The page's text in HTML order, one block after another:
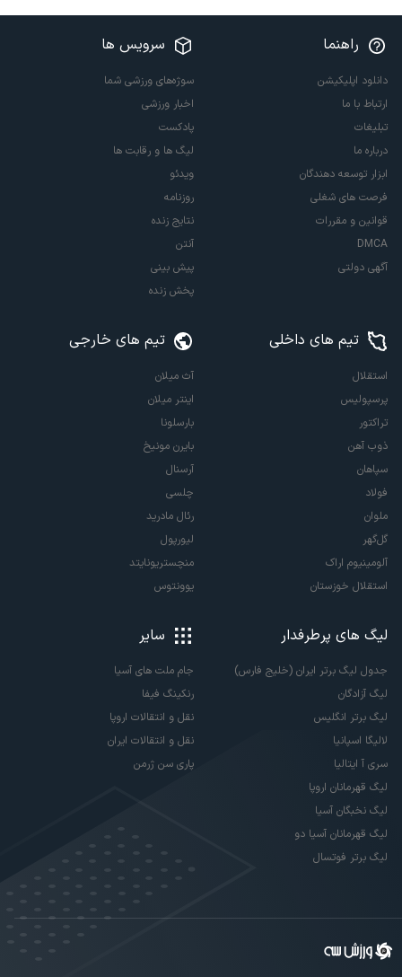
راهنما
دانلود اپلیکیشن
ارتباط با ما
تبلیغات
درباره ما
ابزار توسعه دهندگان
فرصت های شغلی
قوانین و مقررات
DMCA
آگهی دولتی
سرویس ها
سوژه‌های ورزشی شما
اخبار ورزشی
پادکست
لیگ ها و رقابت ها
ویدئو
روزنامه
نتایج زنده
آنتن
پیش بینی
پخش زنده
تیم های داخلی
استقلال
پرسپولیس
تراکتور
ذوب آهن
سپاهان
فولاد
ملوان
گل‌گهر
آلومینیوم اراک
استقلال خوزستان
تیم های خارجی
آث میلان
اینتر میلان
بارسلونا
بایرن مونیخ
آرسنال
چلسی
رئال مادرید
لیورپول
منچستریونایتد
یوونتوس
لیگ های پرطرفدار
جدول لیگ برتر ایران (خلیج فارس)
لیگ آزادگان
لیگ برتر انگلیس
لالیگا اسپانیا
سری آ ایتالیا
لیگ قهرمانان اروپا
لیگ نخبگان آسیا
لیگ قهرمانان آسیا دو
لیگ برتر فوتسال
سایر
جام ملت های آسیا
رنکینگ فیفا
نقل و انتقالات اروپا
نقل و انتقالات ایران
پاری سن ژرمن